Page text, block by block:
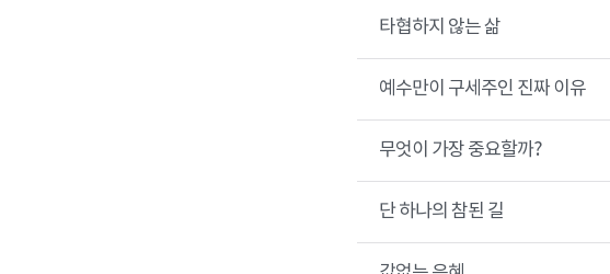
타협하지 않는 삶
예수만이 구세주인 진짜 이유
무엇이 가장 중요할까?
단 하나의 참된 길